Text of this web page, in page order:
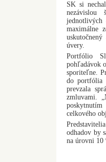
SK si
nezávislou
maximálne
úvery.
Portfólio
pohľadávok
sporiteľne.
do portfólia
prevzala
zmluvami.
celkového
odhadov by
na úrovni 10